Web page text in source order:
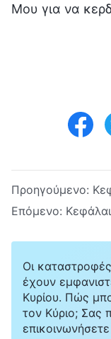
Μου για να
Προηγούμενο:
Επόμενο:
Οι
έχουν
Κυρίου. Πώς
τον Κύριο; Σας